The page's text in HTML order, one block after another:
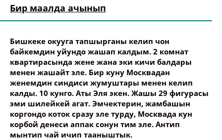
Бир маалда ачынып
Бишкеке окууга тапшырганы келип чон
байкемдин уйундо жашап калдым. 2 комнат
квартирасында жене жана эки кичи балдары
менен жашайт эле. Бир куну Москвадан
женемдин синдиси жумуштары менен келип
калды. 10 кунго. Аты Эля экен. Жашы 29 фигурасы
эми шилейкей агат. Эмчектерин, жамбашын
коргондо коток сразу эле турду, Москвада кун
корбой денеси аппак сонун тим эле. Антип
мынтип чай ичип тааныштык.